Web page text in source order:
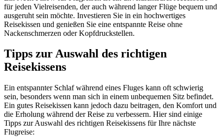
für jeden Vielreisenden, der auch während langer Flüge bequem und
ausgeruht sein möchte. Investieren Sie in ein hochwertiges
Reisekissen und genießen Sie eine entspannte Reise ohne
Nackenschmerzen oder Kopfdruckstellen.
Tipps zur Auswahl des richtigen
Reisekissens
Ein entspannter Schlaf während eines Fluges kann oft schwierig
sein, besonders wenn man sich in einem unbequemen Sitz befindet.
Ein gutes Reisekissen kann jedoch dazu beitragen, den Komfort und
die Erholung während der Reise zu verbessern. Hier sind einige
Tipps zur Auswahl des richtigen Reisekissens für Ihre nächste
Flugreise: